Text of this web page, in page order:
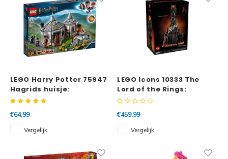
LEGO Harry Potter 75947
Hagrids huisje:
Scheurbeks
€64,99
Vergelijk
LEGO Icons 10333 The
Lord of the Rings:
Barad-dûr™
€459,99
Vergelijk